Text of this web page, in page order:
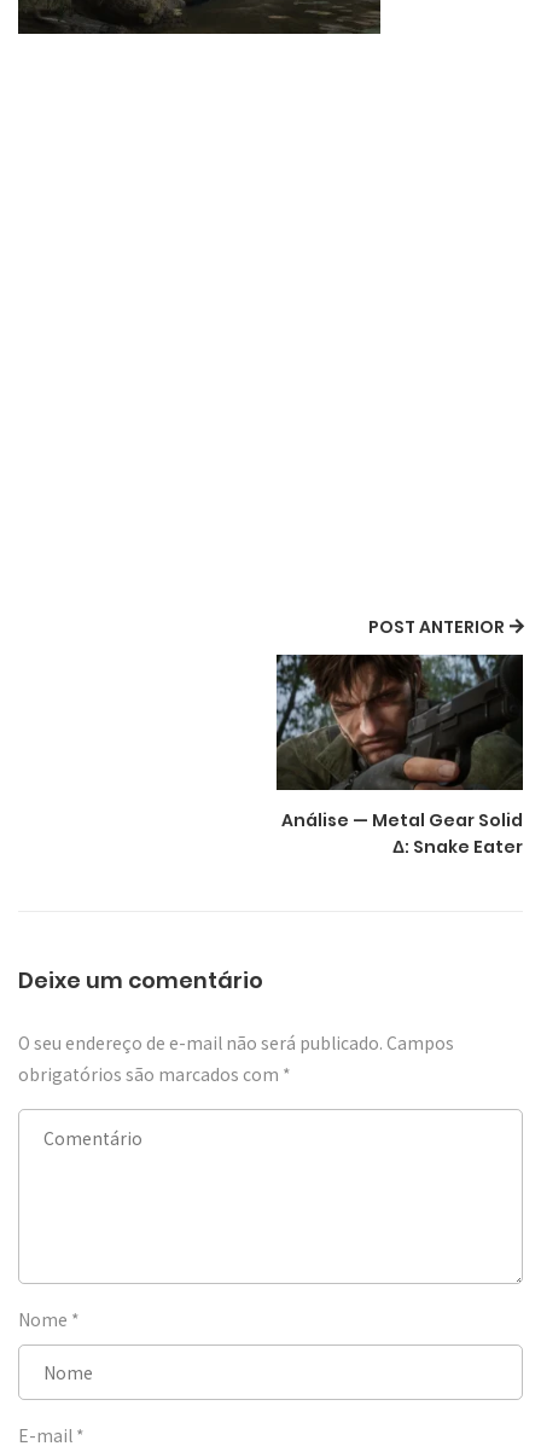
POST ANTERIOR
Análise — Metal Gear Solid
Δ: Snake Eater
Deixe um comentário
O seu endereço de e-mail não será publicado. Campos
obrigatórios são marcados com *
Nome *
E-mail *